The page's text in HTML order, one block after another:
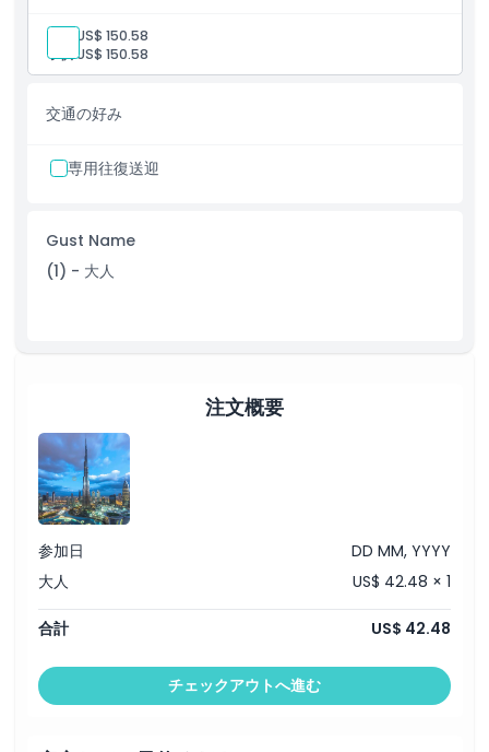
大人: US$ 150.58
子供:US$ 150.58
交通の好み
専用往復送迎
Gust Name
(1) - 大人
注文概要
参加日
DD MM, YYYY
大人
US$ 42.48 × 1
合計 US$ 42.48
チェックアウトへ進む